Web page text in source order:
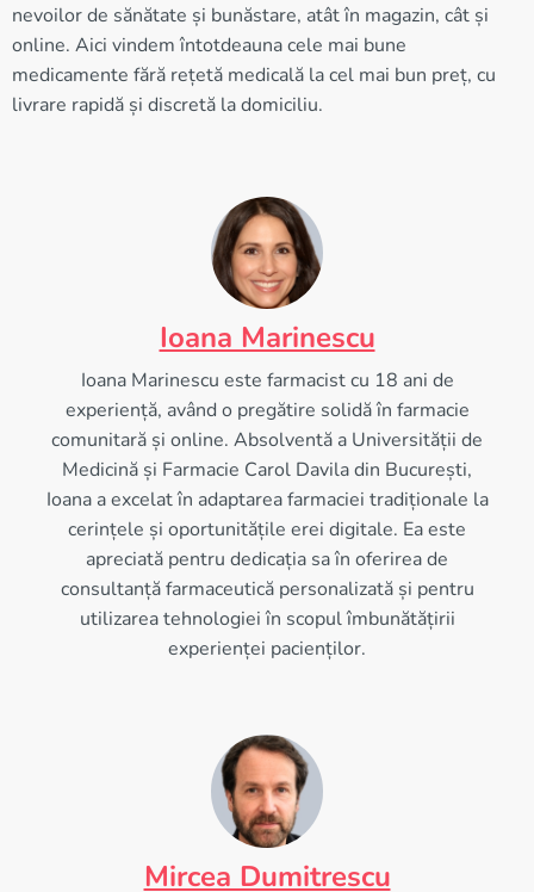
nevoilor de sănătate și bunăstare, atât în magazin, cât și
online. Aici vindem întotdeauna cele mai bune
medicamente fără rețetă medicală la cel mai bun preț, cu
livrare rapidă și discretă la domiciliu.
Ioana Marinescu
Ioana Marinescu este farmacist cu 18 ani de
experiență, având o pregătire solidă în farmacie
comunitară și online. Absolventă a Universității de
Medicină și Farmacie Carol Davila din București,
Ioana a excelat în adaptarea farmaciei tradiționale la
cerințele și oportunitățile erei digitale. Ea este
apreciată pentru dedicația sa în oferirea de
consultanță farmaceutică personalizată și pentru
utilizarea tehnologiei în scopul îmbunătățirii
experienței pacienților.
Mircea Dumitrescu